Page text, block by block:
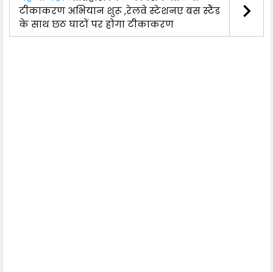
टीकाकरण अभियान शुरू ,रेलवे स्टेशनए बस स्टैंड
के साथ छठ घाटों पर होगा टीकाकरण